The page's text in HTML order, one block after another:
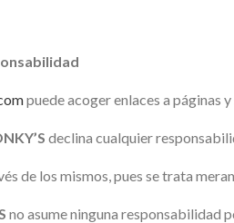
puede acoger enlaces a páginas
declina cualquier
de los mismos, pues se trata
no asume ninguna responsabilidad